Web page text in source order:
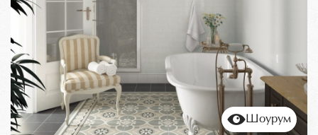
Шоурум